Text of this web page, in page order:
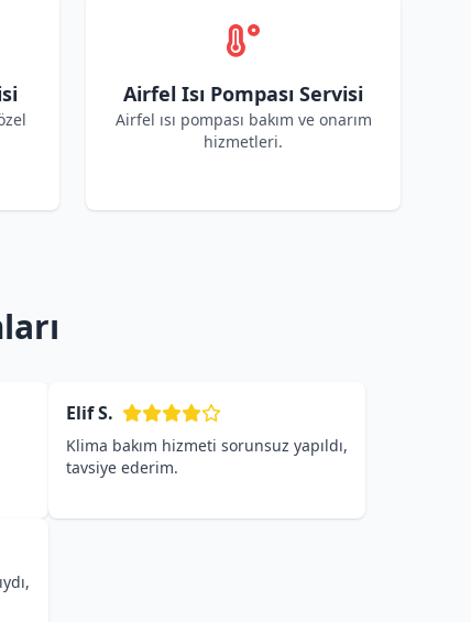
Airfel Isı Pompası Servisi
Airfel ısı pompası bakım ve onarım
hizmetleri.
Elif S.
Klima bakım hizmeti sorunsuz yapıldı,
tavsiye ederim.